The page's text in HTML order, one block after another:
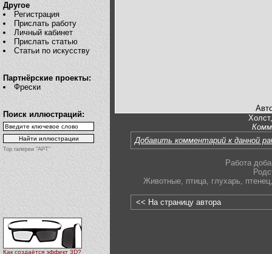
Другое
Регистрация
Прислать работу
Личный кабинет
Прислать статью
Статьи по искусству
Партнёрские проекты:
Фрески
Поиск иллюстраций:
Top галереи "АРТ"
Как создаётся эффект 3D?
Добавить комментарий к данной
Работа
Животные, птица, глухарь, птенец,
<< На страницу автора